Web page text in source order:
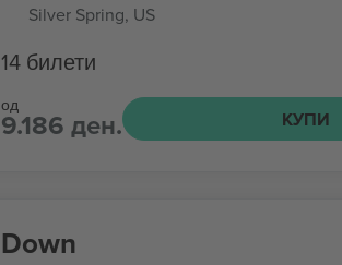
Silver Spring, US
14 билети
од
9.186 ден. КУПИ
Down